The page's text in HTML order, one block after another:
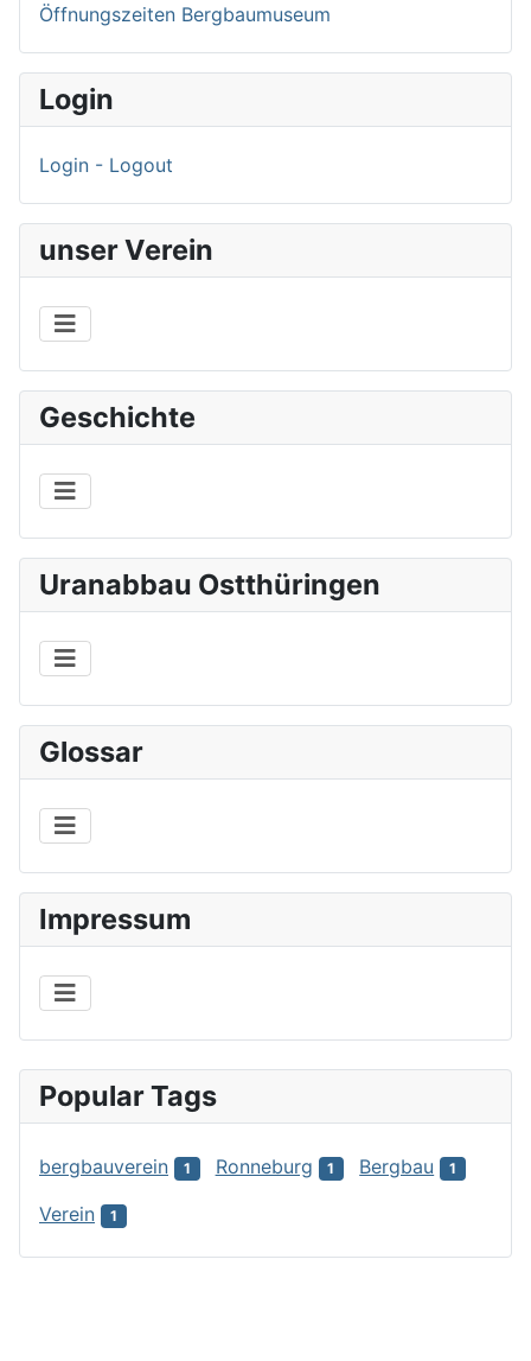
Öffnungszeiten Bergbaumuseum
Login
Login - Logout
unser Verein
Geschichte
Uranabbau Ostthüringen
Glossar
Impressum
Popular Tags
bergbauverein 1 Ronneburg 1 Bergbau 1
Verein 1